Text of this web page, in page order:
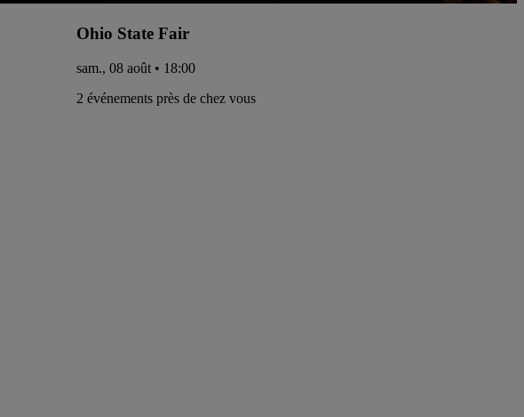
Ohio State Fair
sam., 08 août • 18:00
2 événements près de chez vous